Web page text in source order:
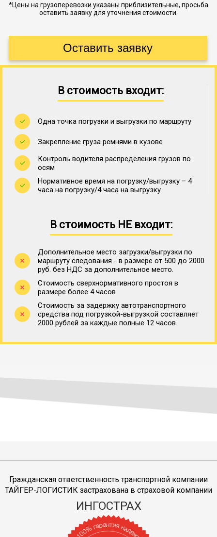
*Цены на грузоперевозки указаны приблизительные, просьба
оставить заявку для уточнения стоимости.
В стоимость входит:
Одна точка погрузки и выгрузки по маршруту
Закрепление груза ремнями в кузове
Контроль водителя распределения грузов по
осям
Нормативное время на погрузку/выгрузку – 4
часа на погрузку/4 часа на выгрузку
В стоимость НЕ входит:
Дополнительное место загрузки/выгрузки по
маршруту следования - в размере от 500 до 2000
руб. без НДС за дополнительное место.
Стоимость сверхнормативного простоя в
размере более 4 часов
Стоимость за задержку автотранспортного
средства под погрузкой-выгрузкой составляет
2000 рублей за каждые полные 12 часов
Гражданская ответственность транспортной компании
ТАЙГЕР-ЛОГИСТИК застрахована в страховой компании
ИНГОСТРАХ